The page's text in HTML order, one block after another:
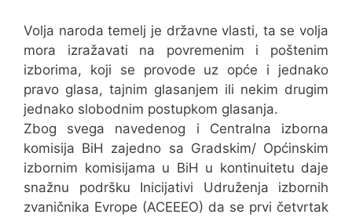
Volja naroda temelj je državne vlasti, ta se volja
mora izražavati na povremenim i poštenim
izborima, koji se provode uz opće i jednako
pravo glasa, tajnim glasanjem ili nekim drugim
jednako slobodnim postupkom glasanja.
Zbog svega navedenog i Centralna izborna
komisija BiH zajedno sa Gradskim/ Općinskim
izbornim komisijama u BiH u kontinuitetu daje
snažnu podršku Inicijativi Udruženja izbornih
zvaničnika Evrope (ACEEEO) da se prvi četvrtak